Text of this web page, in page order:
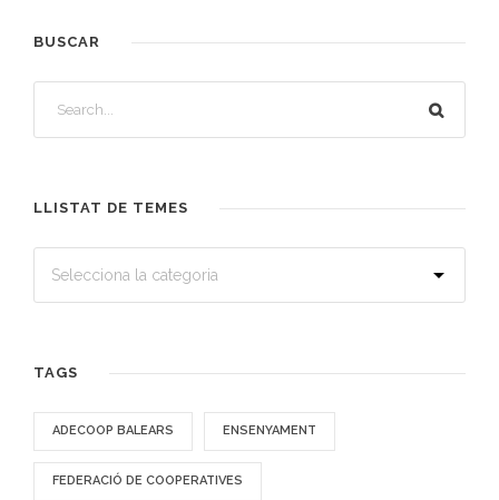
BUSCAR
LLISTAT DE TEMES
TAGS
ADECOOP BALEARS ENSENYAMENT
FEDERACIÓ DE COOPERATIVES